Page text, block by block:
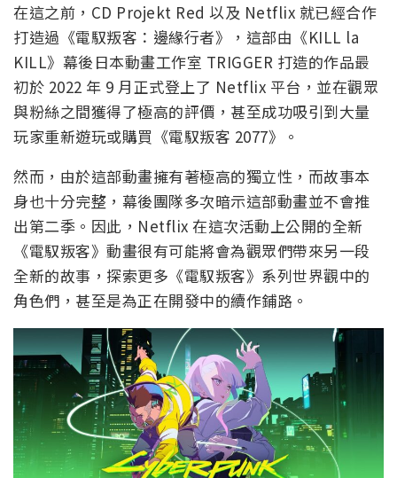
在這之前，CD Projekt Red 以及 Netflix 就已經合作
打造過《電馭叛客：邊緣行者》，這部由《KILL la
KILL》幕後日本動畫工作室 TRIGGER 打造的作品最
初於 2022 年 9 月正式登上了 Netflix 平台，並在觀眾
與粉絲之間獲得了極高的評價，甚至成功吸引到大量
玩家重新遊玩或購買《電馭叛客 2077》。
然而，由於這部動畫擁有著極高的獨立性，而故事本
身也十分完整，幕後團隊多次暗示這部動畫並不會推
出第二季。因此，Netflix 在這次活動上公開的全新
《電馭叛客》動畫很有可能將會為觀眾們帶來另一段
全新的故事，探索更多《電馭叛客》系列世界觀中的
角色們，甚至是為正在開發中的續作鋪路。